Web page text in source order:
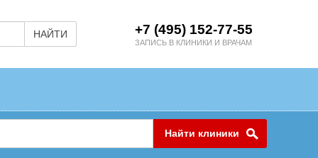
НАЙТИ +7 (495) 152-77-55
ЗАПИСЬ В КЛИНИКИ И ВРАЧАМ
Найти клиники